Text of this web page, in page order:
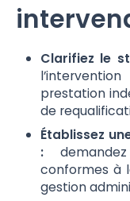
Clarifiez le
prestation
de
Établissez
:
conformes à
gestion